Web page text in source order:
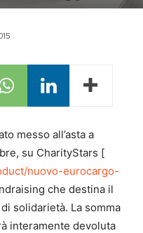
messo all’asta a
su CharityStars [
nuovo-eurocargo-
che destina il
solidarietà. La somma
interamente devoluta